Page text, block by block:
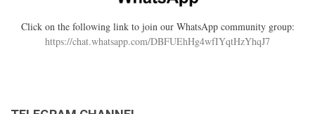
Click on the following link to join our WhatsApp community group:
https://chat.whatsapp.com/DBFUEhHg4wfIYqtHzYhqJ7